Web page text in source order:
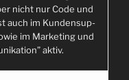
nicht nur Code und
auch im Kun­den­sup­
im Mar­ke­ting und
aktiv.